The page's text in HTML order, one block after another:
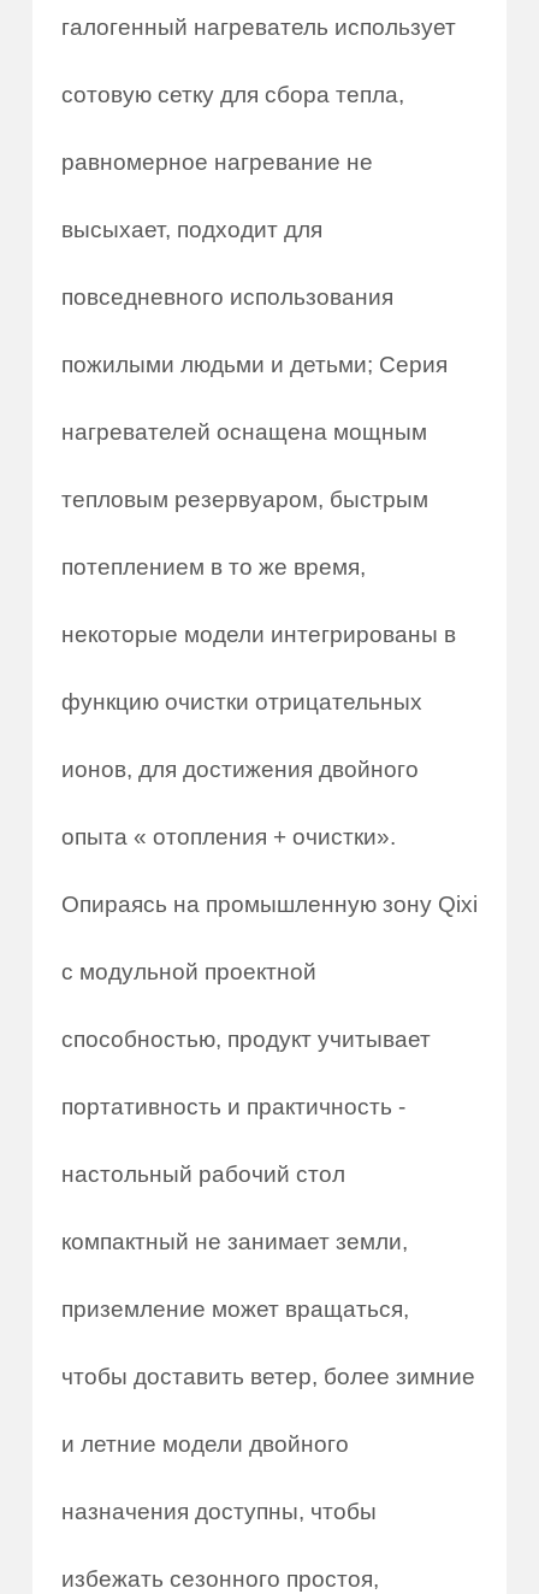
галогенный нагреватель использует
сотовую сетку для сбора тепла,
равномерное нагревание не
высыхает, подходит для
повседневного использования
пожилыми людьми и детьми; Серия
нагревателей оснащена мощным
тепловым резервуаром, быстрым
потеплением в то же время,
некоторые модели интегрированы в
функцию очистки отрицательных
ионов, для достижения двойного
опыта « отопления + очистки».
Опираясь на промышленную зону Qixi
с модульной проектной
способностью, продукт учитывает
портативность и практичность -
настольный рабочий стол
компактный не занимает земли,
приземление может вращаться,
чтобы доставить ветер, более зимние
и летние модели двойного
назначения доступны, чтобы
избежать сезонного простоя,